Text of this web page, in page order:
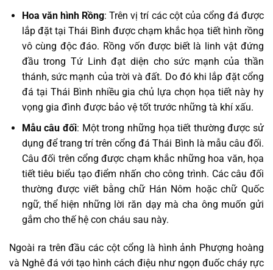
Hoa văn hình Rồng: Trên vị trí các cột của cổng đá được
lắp đặt tại Thái Bình được chạm khắc họa tiết hình rồng
vô cùng độc đáo. Rồng vốn được biết là linh vật đứng
đầu trong Tứ Linh đạt diện cho sức mạnh của thần
thánh, sức mạnh của trời và đất. Do đó khi lắp đặt cổng
đá tại Thái Bình nhiều gia chủ lựa chọn họa tiết này hy
vọng gia đình được bảo vệ tốt trước những tà khí xấu.
Mẫu câu đối: Một trong những họa tiết thường được sử
dụng để trang trí trên cổng đá Thái Bình là mẫu câu đối.
Câu đối trên cổng được chạm khắc những hoa văn, họa
tiết tiêu biểu tạo điểm nhấn cho công trình. Các câu đối
thường được viết bằng chữ Hán Nôm hoặc chữ Quốc
ngữ, thể hiện những lời răn dạy mà cha ông muốn gửi
gắm cho thế hệ con cháu sau này.
Ngoài ra trên đầu các cột cổng là hình ảnh Phượng hoàng
và Nghê đá với tạo hình cách điệu như ngọn đuốc cháy rực